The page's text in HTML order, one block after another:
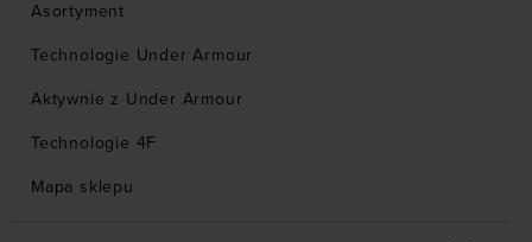
Asortyment
Technologie Under Armour
Aktywnie z Under Armour
Technologie 4F
Mapa sklepu